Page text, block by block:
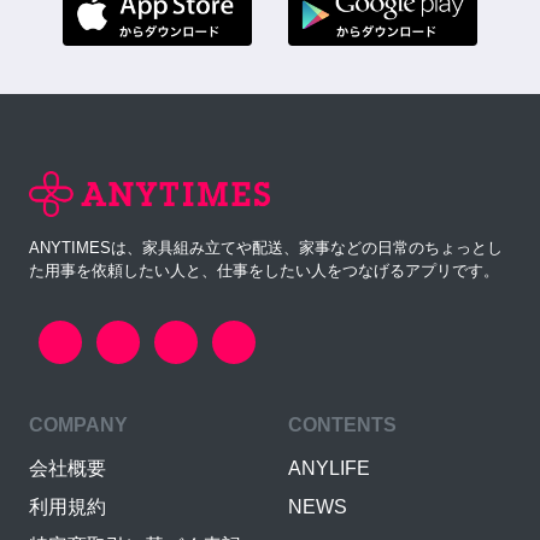
ANYTIMESは、家具組み立てや配送、家事などの日常のちょっとし
た用事を依頼したい人と、仕事をしたい人をつなげるアプリです。
COMPANY
会社概要
利用規約
CONTENTS
ANYLIFE
NEWS